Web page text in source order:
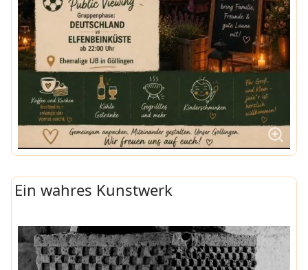
Ein wahres Kunstwerk